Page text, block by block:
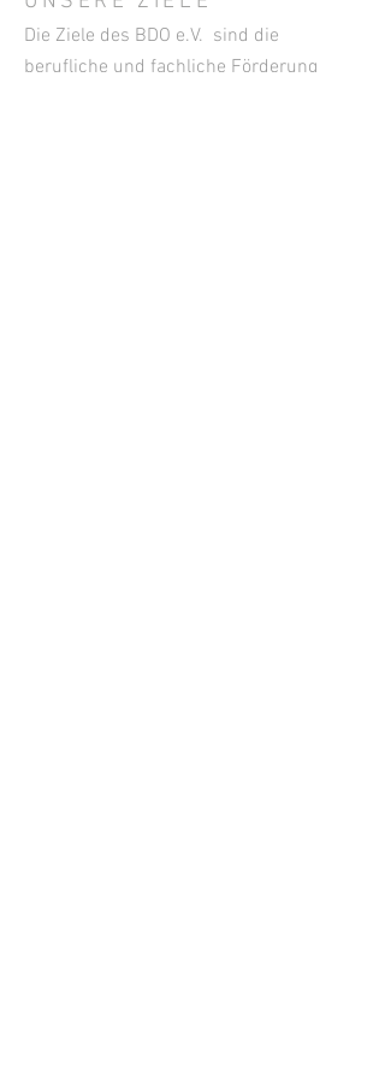
Die Ziele des BDO e.V. sind die
berufliche und fachliche Förderung